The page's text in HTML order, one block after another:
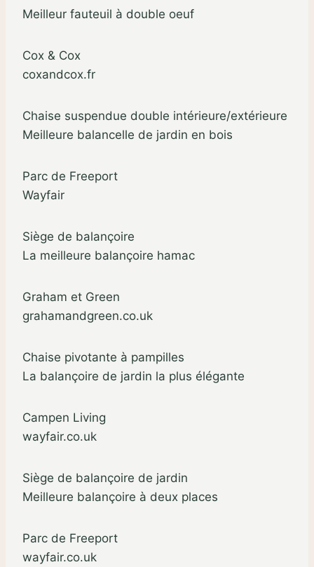
Meilleur fauteuil à double oeuf
Cox & Cox
coxandcox.fr
Chaise suspendue double intérieure/extérieure
Meilleure balancelle de jardin en bois
Parc de Freeport
Wayfair
Siège de balançoire
La meilleure balançoire hamac
Graham et Green
grahamandgreen.co.uk
Chaise pivotante à pampilles
La balançoire de jardin la plus élégante
Campen Living
wayfair.co.uk
Siège de balançoire de jardin
Meilleure balançoire à deux places
Parc de Freeport
wayfair.co.uk